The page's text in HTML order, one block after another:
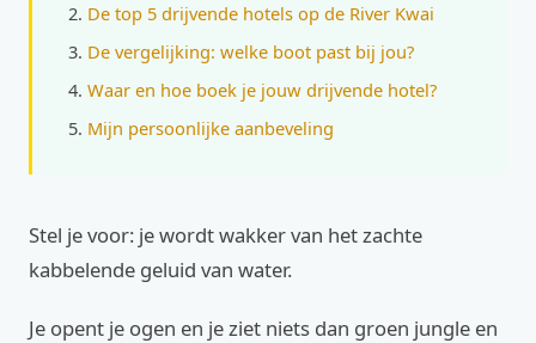
De top 5 drijvende hotels op de River Kwai
De vergelijking: welke boot past bij jou?
Waar en hoe boek je jouw drijvende hotel?
Mijn persoonlijke aanbeveling
Stel je voor: je wordt wakker van het zachte
kabbelende geluid van water.
Je opent je ogen en je ziet niets dan groen jungle en